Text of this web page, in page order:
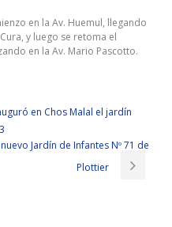
en la Av. Huemul, llegando
y luego se retoma el
en la Av. Mario Pascotto.
en Chos Malal el jardín
Jardín de Infantes Nº 71 de
Plottier